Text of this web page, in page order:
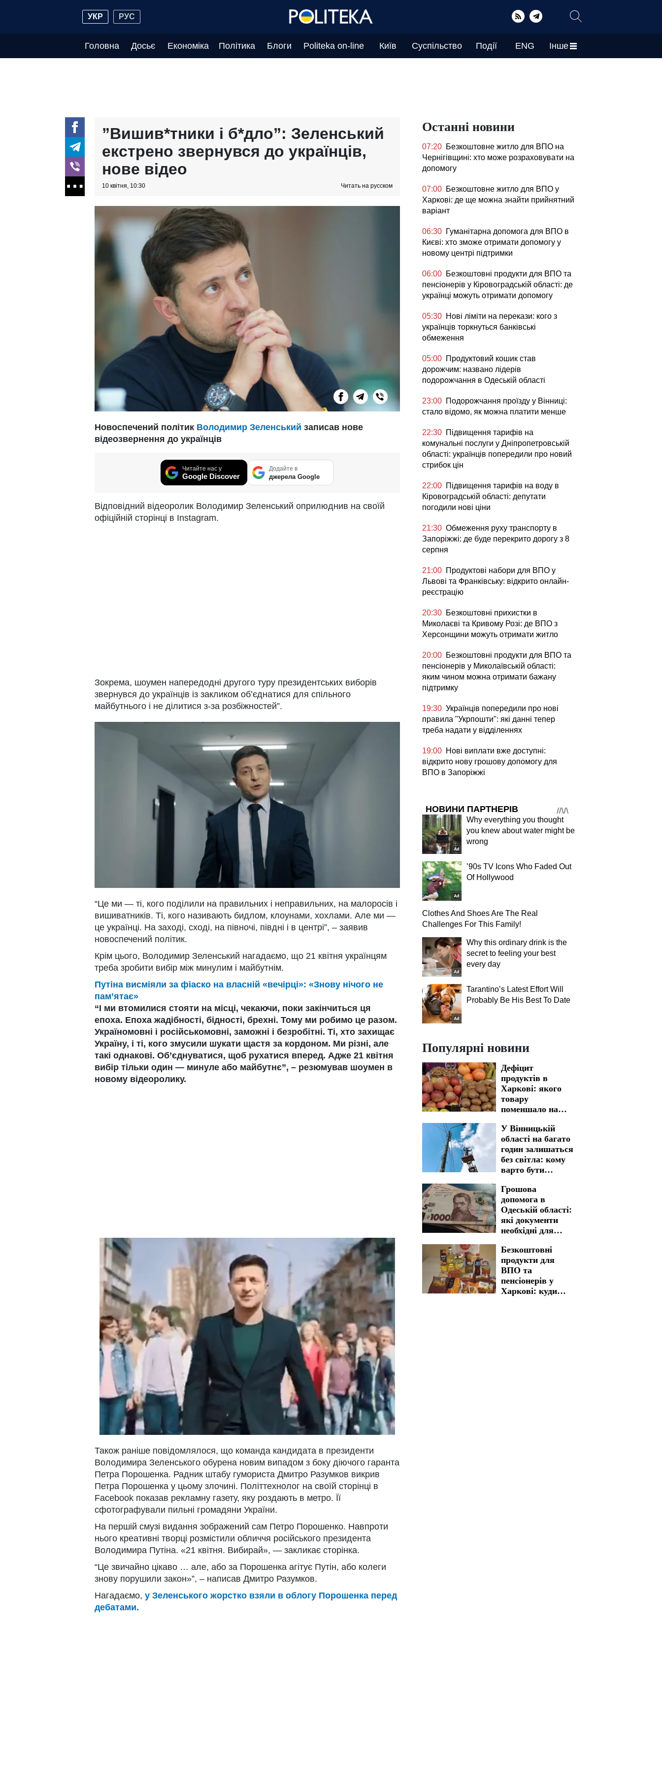
УКР РУС
Головна Досьє Економіка Політика Блоги Politeka on-line Київ Суспільство Події ENG Інше
”Вишив*тники і б*дло”: Зеленський
екстрено звернувся до українців,
нове відео
10 квітня, 10:30 Читать на русском
Новоспечений політик Володимир Зеленський записав нове
відеозвернення до українців
Читайте нас у
Google Discover
Додайте в
джерела Google
Відповідний відеоролик Володимир Зеленський оприлюднив на своїй
офіційній сторінці в Instagram.
Зокрема, шоумен напередодні другого туру президентських виборів
звернувся до українців із закликом об’єднатися для спільного
майбутнього і не ділитися з-за розбіжностей”.
“Це ми — ті, кого поділили на правильних і неправильних, на малоросів і
вишиватників. Ті, кого називають бидлом, клоунами, хохлами. Але ми —
це українці. На заході, сході, на півночі, півдні і в центрі”, – заявив
новоспечений політик.
Крім цього, Володимир Зеленський нагадаємо, що 21 квітня українцям
треба зробити вибір між минулим і майбутнім.
Путіна висміяли за фіаско на власній «вечірці»: «Знову нічого не
пам’ятає»
“І ми втомилися стояти на місці, чекаючи, поки закінчиться ця
епоха. Епоха жадібності, бідності, брехні. Тому ми робимо це разом.
Україномовні і російськомовні, заможні і безробітні. Ті, хто захищає
Україну, і ті, кого змусили шукати щастя за кордоном. Ми різні, але
такі однакові. Об’єднуватися, щоб рухатися вперед. Адже 21 квітня
вибір тільки один — минуле або майбутнє”, – резюмував шоумен в
новому відеоролику.
Також раніше повідомлялося, що команда кандидата в президенти
Володимира Зеленського обурена новим випадом з боку діючого гаранта
Петра Порошенка. Радник штабу гумориста Дмитро Разумков викрив
Петра Порошенка у цьому злочині. Політтехнолог на своїй сторінці в
Facebook показав рекламну газету, яку роздають в метро. Її
сфотографували пильні громадяни України.
На першій смузі видання зображений сам Петро Порошенко. Навпроти
нього креативні творці розмістили обличчя російського президента
Володимира Путіна. «21 квітня. Вибирай», — закликає сторінка.
“Це звичайно цікаво … але, або за Порошенка агітує Путін, або колеги
знову порушили закон»”, – написав Дмитро Разумков.
Нагадаємо, у Зеленського жорстко взяли в облогу Порошенка перед
дебатами.
Останні новини
07:20 Безкоштовне житло для ВПО на
Чернігівщині: хто може розраховувати на
допомогу
07:00 Безкоштовне житло для ВПО у
Харкові: де ще можна знайти прийнятний
варіант
06:30 Гуманітарна допомога для ВПО в
Києві: хто зможе отримати допомогу у
новому центрі підтримки
06:00 Безкоштовні продукти для ВПО та
пенсіонерів у Кіровоградській області: де
українці можуть отримати допомогу
05:30 Нові ліміти на перекази: кого з
українців торкнуться банківські
обмеження
05:00 Продуктовий кошик став
дорожчим: названо лідерів
подорожчання в Одеській області
23:00 Подорожчання проїзду у Вінниці:
стало відомо, як можна платити менше
22:30 Підвищення тарифів на
комунальні послуги у Дніпропетровській
області: українців попередили про новий
стрибок цін
22:00 Підвищення тарифів на воду в
Кіровоградській області: депутати
погодили нові ціни
21:30 Обмеження руху транспорту в
Запоріжжі: де буде перекрито дорогу з 8
серпня
21:00 Продуктові набори для ВПО у
Львові та Франківську: відкрито онлайн-
реєстрацію
20:30 Безкоштовні прихистки в
Миколаєві та Кривому Розі: де ВПО з
Херсонщини можуть отримати житло
20:00 Безкоштовні продукти для ВПО та
пенсіонерів у Миколаївській області:
яким чином можна отримати бажану
підтримку
19:30 Українців попередили про нові
правила "Укрпошти": які данні тепер
треба надати у відділеннях
19:00 Нові виплати вже доступні:
відкрито нову грошову допомогу для
ВПО в Запоріжжі
НОВИНИ ПАРТНЕРІВ
Why everything you thought
you knew about water might be
wrong
’90s TV Icons Who Faded Out
Of Hollywood
Clothes And Shoes Are The Real
Challenges For This Family!
Why this ordinary drink is the
secret to feeling your best
every day
Tarantino’s Latest Effort Will
Probably Be His Best To Date
Популярні новини
Дефіцит
продуктів в
Харкові: якого
товару
поменшало на
магазинів
У Вінницькій
області на багато
годин залишаться
без світла: кому
варто бути
графіків
відключення на 7
серпня
Грошова
допомога в
Одеській області:
які документи
необхідні для
отримання
Безкоштовні
продукти для
ВПО та
пенсіонерів у
Харкові: куди